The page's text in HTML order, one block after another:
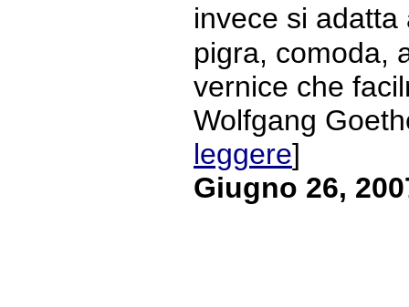
invece si
pigra, comoda,
vernice che
Wolfgang
leggere]
Giugno 26,